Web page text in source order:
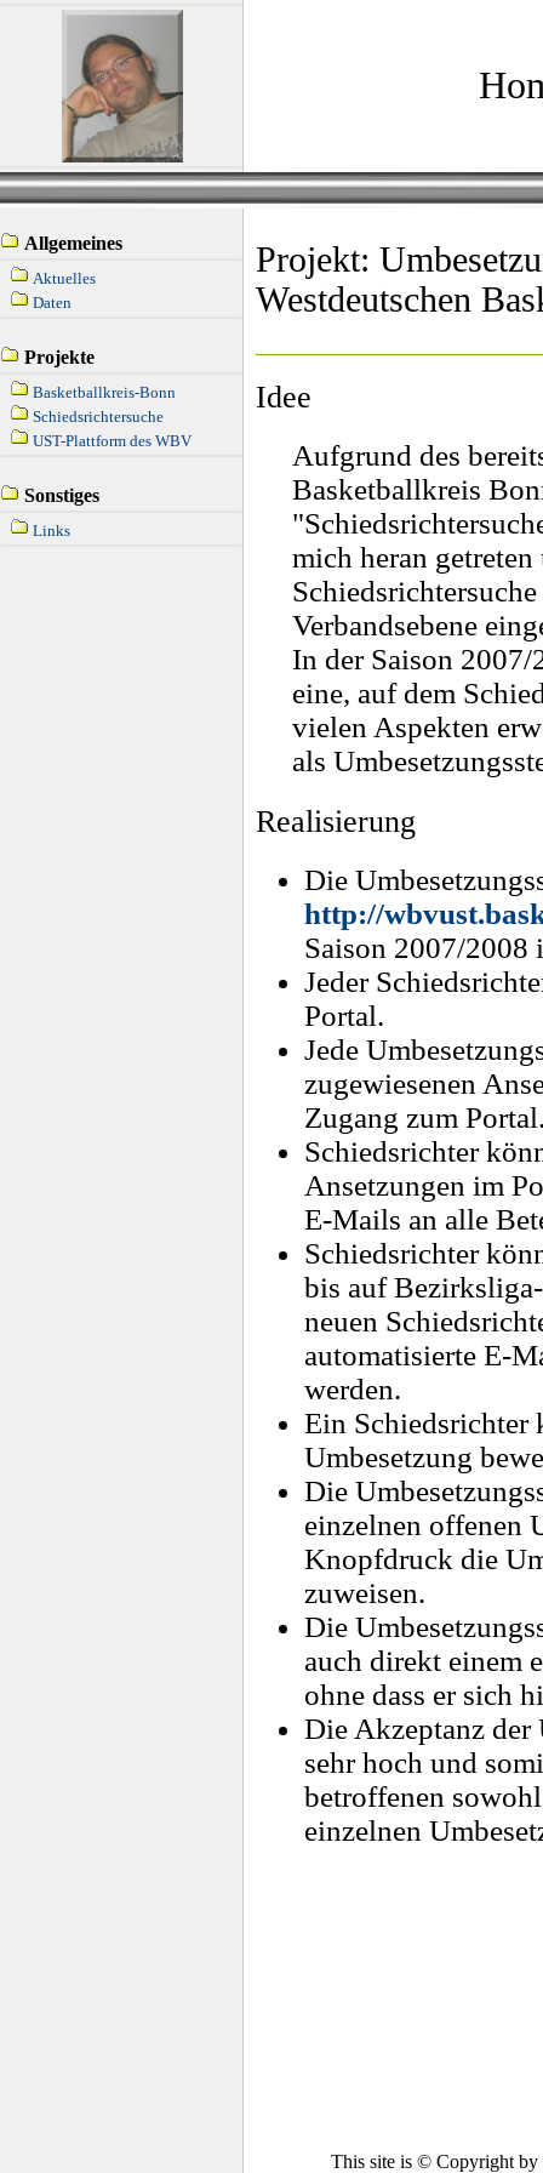
Allgemeines
Aktuelles
Daten
Projekte
Basketballkreis-Bonn
Schiedsrichtersuche
UST-Plattform des WBV
Sonstiges
Links
Projekt:
Westdeutschen
Idee
Aufgrund des
Basketballkreis
mich heran
Verbandsebene
In der Saison
eine, auf dem
vielen Aspekten
als
Realisierung
Die
http://
Saison 2007/2008
Jeder
Portal.
Jede
zugewiesenen
Zugang zum
Schiedsrichter
Ansetzungen im
E-Mails an alle
Schiedsrichter
bis auf
neuen
automatisierte E-
werden.
Ein Schiedsrichter
Umbesetzung
Die
einzelnen offenen
Knopfdruck die
zuweisen.
Die
auch direkt einem
ohne dass er sich
Die Akzeptanz der
sehr hoch und
betroffenen
einzelnen
This site is © Copyright by